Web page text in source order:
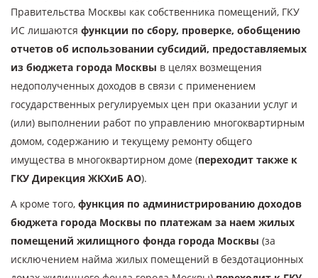
Правительства Москвы как собственника помещений, ГКУ
ИС лишаются функции по сбору, проверке, обобщению
отчетов об использовании субсидий, предоставляемых
из бюджета города Москвы в целях возмещения
недополученных доходов в связи с применением
государственных регулируемых цен при оказании услуг и
(или) выполнении работ по управлению многоквартирным
домом, содержанию и текущему ремонту общего
имущества в многоквартирном доме (переходит также к
ГКУ Дирекция ЖКХиБ АО).
А кроме того, функция по администрированию доходов
бюджета города Москвы по платежам за наем жилых
помещений жилищного фонда города Москвы (за
исключением найма жилых помещений в бездотационных